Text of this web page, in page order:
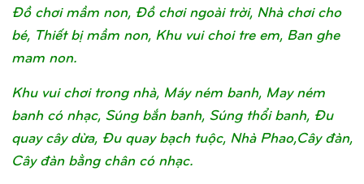
Đồ chơi mầm non, Đồ chơi ngoài trời, Nhà chơi cho
bé, Thiết bị mầm non, Khu vui choi tre em, Ban ghe
mam non.
Khu vui chơi trong nhà, Máy ném banh, May ném
banh có nhạc, Súng bắn banh, Súng thổi banh, Đu
quay cây dừa, Đu quay bạch tuộc, Nhà Phao,Cây đàn,
Cây đàn bằng chân có nhạc.